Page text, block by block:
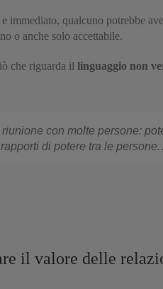
e immediato, qualcuno potrebbe
o anche solo accettabile.
che riguarda il linguaggio non
con molte persone:
di potere tra le
il valore delle